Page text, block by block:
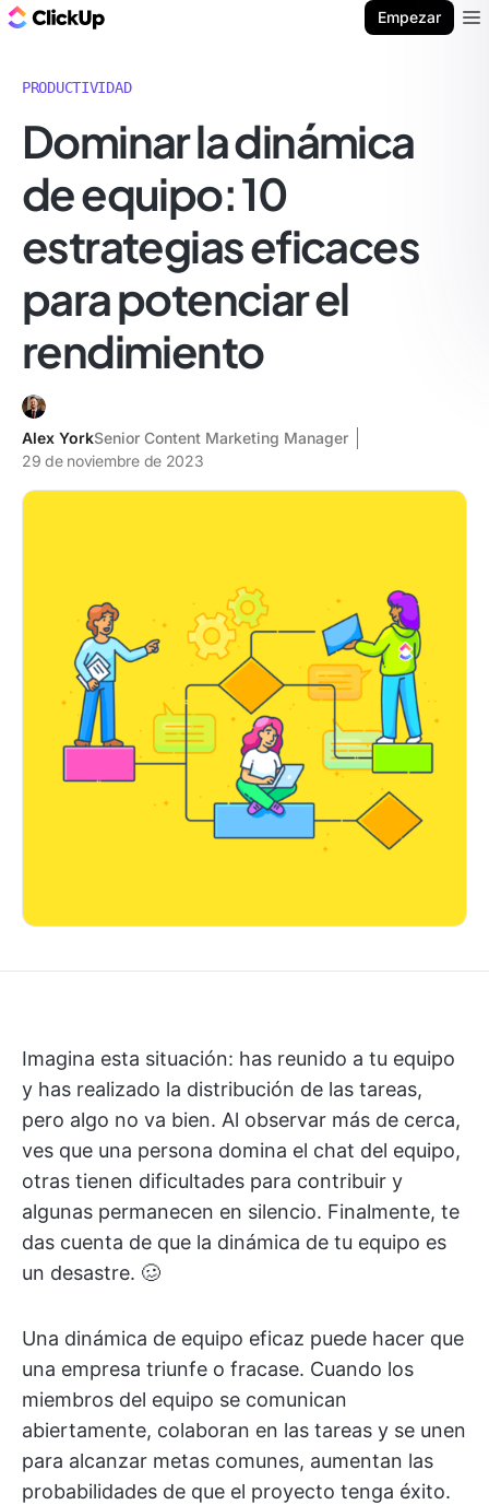
Empezar
PRODUCTIVIDAD
Dominar la dinámica
de equipo: 10
estrategias eficaces
para potenciar el
rendimiento
Alex YorkSenior Content Marketing Manager
29 de noviembre de 2023
Imagina esta situación: has reunido a tu equipo
y has realizado la distribución de las tareas,
pero algo no va bien. Al observar más de cerca,
ves que una persona domina el chat del equipo,
otras tienen dificultades para contribuir y
algunas permanecen en silencio. Finalmente, te
das cuenta de que la dinámica de tu equipo es
un desastre. 🥴
Una dinámica de equipo eficaz puede hacer que
una empresa triunfe o fracase. Cuando los
miembros del equipo se comunican
abiertamente, colaboran en las tareas y se unen
para alcanzar metas comunes, aumentan las
probabilidades de que el proyecto tenga éxito.